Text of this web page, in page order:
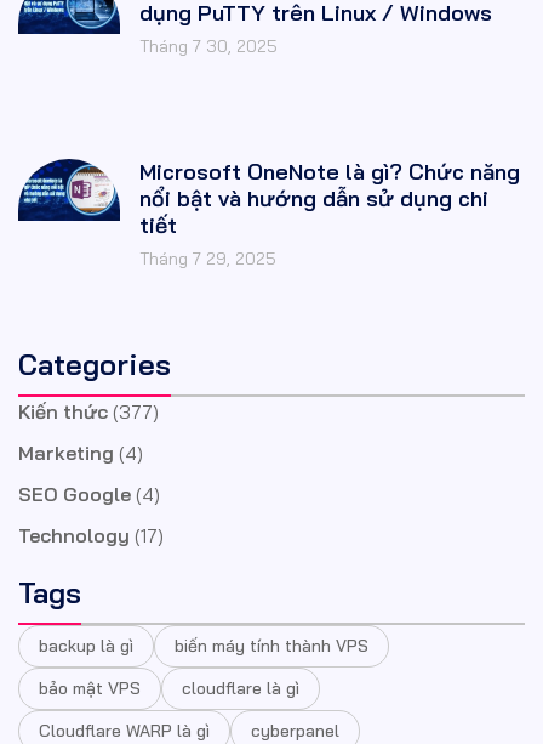
dụng PuTTY trên Linux / Windows
Tháng 7 30, 2025
Microsoft OneNote là gì? Chức năng
nổi bật và hướng dẫn sử dụng chi
tiết
Tháng 7 29, 2025
Categories
Kiến thức (377)
Marketing (4)
SEO Google (4)
Technology (17)
Tags
backup là gì
biến máy tính thành VPS
bảo mật VPS
cloudflare là gì
Cloudflare WARP là gì
cyberpanel